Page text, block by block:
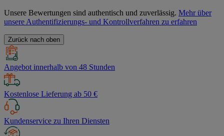
Unsere Bewertungen sind authentisch und zuverlässig. Mehr über
unsere Authentifizierungs- und Kontrollverfahren zu erfahren
Zurück nach oben
Angebot innerhalb von 48 Stunden
Kostenlose Lieferung ab 50 €
Kundenservice zu Ihren Diensten